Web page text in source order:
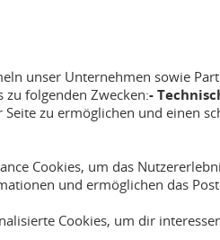
unser Unternehmen sowie
folgenden Zwecken:-
zu ermöglichen und einen
Cookies, um das
und ermöglichen das
Cookies, um dir